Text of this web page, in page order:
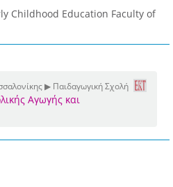
Childhood Education Faculty of
▶ Παιδαγωγική Σχολή
Αγωγής και